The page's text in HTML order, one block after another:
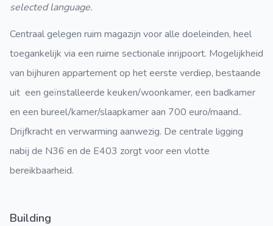
selected language.
Centraal gelegen ruim magazijn voor alle doeleinden, heel
toegankelijk via een ruime sectionale inrijpoort. Mogelijkheid
van bijhuren appartement op het eerste verdiep, bestaande
uit een geïnstalleerde keuken/woonkamer, een badkamer
en een bureel/kamer/slaapkamer aan 700 euro/maand..
Drijfkracht en verwarming aanwezig. De centrale ligging
nabij de N36 en de E403 zorgt voor een vlotte
bereikbaarheid.
Building